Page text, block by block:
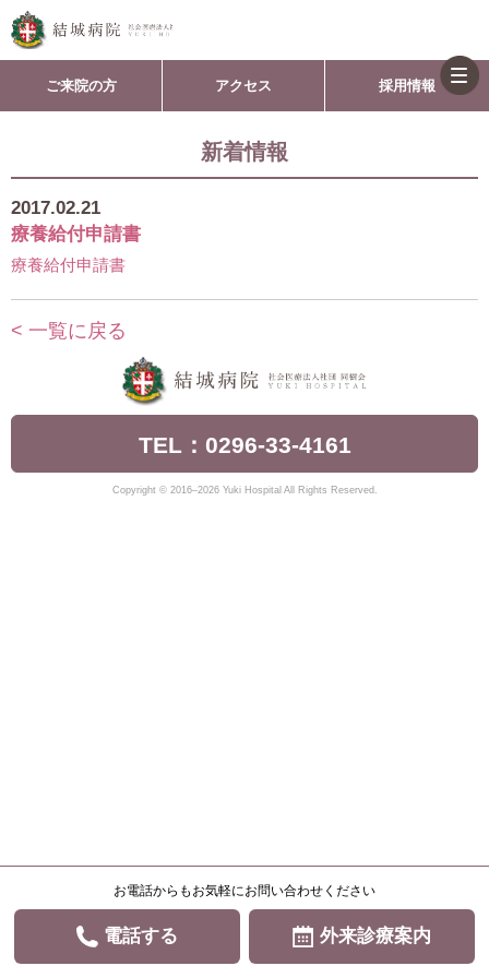
ご来院の方 アクセス 採用情報
新着情報
2017.02.21
療養給付申請書
療養給付申請書
< 一覧に戻る
TEL：0296-33-4161
Copyright © 2016–2026 Yuki Hospital All Rights Reserved.
お電話からもお気軽にお問い合わせください
電話する 外来診療案内